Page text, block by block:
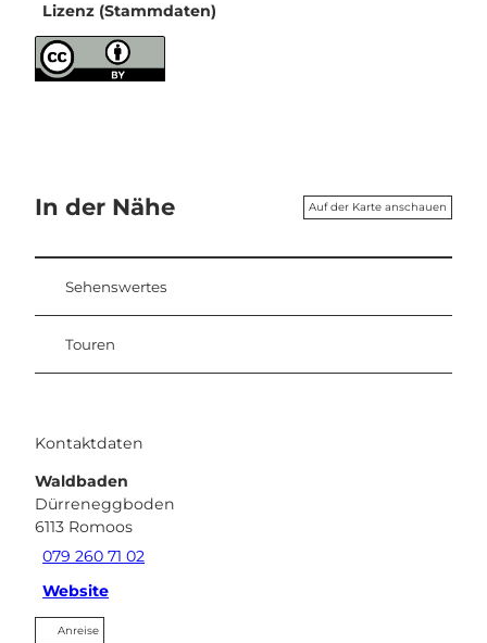
Lizenz (Stammdaten)
In der Nähe Auf der Karte anschauen
Sehenswertes
Touren
Kontaktdaten
Waldbaden
Dürreneggboden
6113 Romoos
079 260 71 02
Website
Anreise